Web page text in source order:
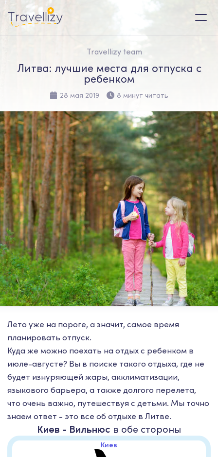
Travellizy team
Литва: лучшие места для отпуска с
ребенком
28 мая 2019 8 минут читать
Лето уже на пороге, а значит, самое время
планировать отпуск.
Куда же можно поехать на отдых с ребенком в
июле-августе? Вы в поиске такого отдыха, где не
будет изнуряющей жары, акклиматизации,
языкового барьера, а также долгого перелета,
что очень важно, путешествуя с детьми. Мы точно
знаем ответ - это все об отдыхе в Литве.
Киев - Вильнюс в обе стороны
Киев